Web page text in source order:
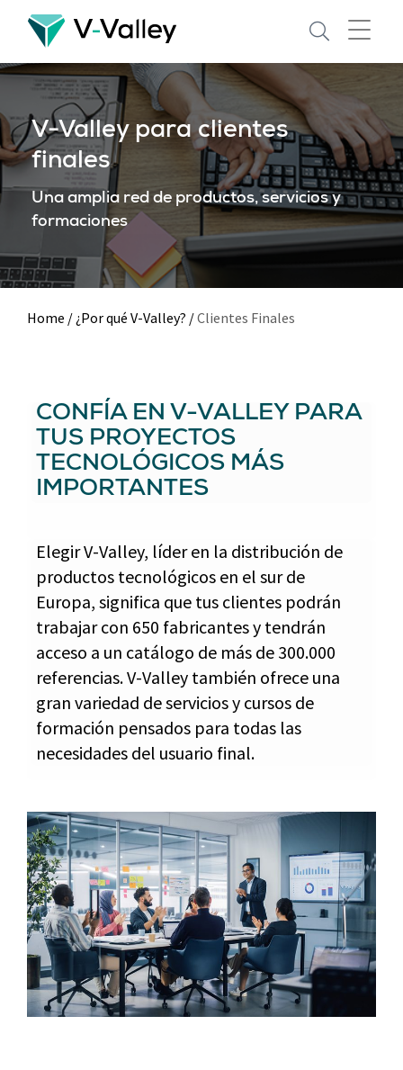
Skip
main
content
V-Valley para clientes
finales
Una amplia red de productos, servicios y
formaciones
Home / ¿Por qué V-Valley? /Clientes Finales
CONFÍA EN V-VALLEY PARA
TUS PROYECTOS
TECNOLÓGICOS MÁS
IMPORTANTES
Elegir V-Valley, líder en la distribución de
productos tecnológicos en el sur de
Europa, significa que tus clientes podrán
trabajar con 650 fabricantes y tendrán
acceso a un catálogo de más de 300.000
referencias. V-Valley también ofrece una
gran variedad de servicios y cursos de
formación pensados para todas las
necesidades del usuario final.